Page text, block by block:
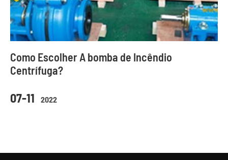
07-11 2022
Como Escolher A bomba de Incêndio
Centrífuga?